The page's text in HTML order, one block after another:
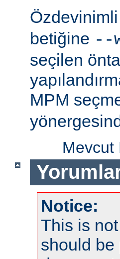
betiğine --
seçilen
MPM
Mevcut
Notice:
This is
should be